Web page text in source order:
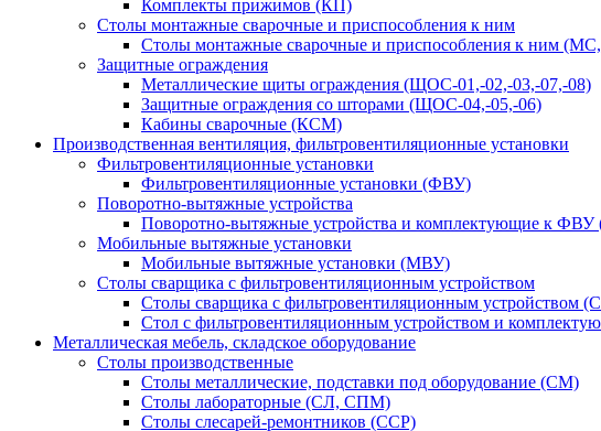
Комплекты прижимов (КП)
Столы монтажные сварочные и приспособления к ним
Столы монтажные сварочные и приспособления к ним
Защитные ограждения
Металлические щиты ограждения (ЩОС-01,-02,-03,-07,-08)
Защитные ограждения со шторами (ЩОС-04,-05,-06)
Кабины сварочные (КСМ)
Производственная вентиляция, фильтровентиляционные установки
Фильтровентиляционные установки
Фильтровентиляционные установки (ФВУ)
Поворотно-вытяжные устройства
Поворотно-вытяжные устройства и комплектующие к
Мобильные вытяжные установки
Мобильные вытяжные установки (МВУ)
Столы сварщика с фильтровентиляционным устройством
Столы сварщика с фильтровентиляционным
Стол с фильтровентиляционным устройством и
Металлическая мебель, складское оборудование
Столы производственные
Столы металлические, подставки под оборудование (СМ)
Столы лабораторные (СЛ, СПМ)
Столы слесарей-ремонтников (ССР)